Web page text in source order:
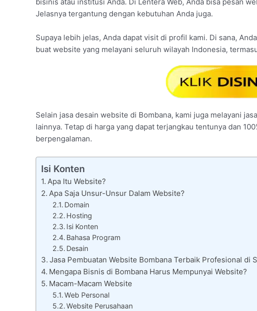
Jelasnya tergantung dengan kebutuhan Anda juga.
Supaya lebih jelas, Anda dapat visit di profil kami. Di sana,
buat website yang melayani seluruh wilayah Indonesia,
Selain jasa desain website di Bombana, kami juga melayani
lainnya. Tetap di harga yang dapat terjangkau tentunya dan
berpengalaman.
Isi Konten
Apa Itu Website?
Apa Saja Unsur-Unsur Dalam Website?
Domain
Hosting
Isi Konten
Bahasa Program
Desain
Jasa Pembuatan Website Bombana Terbaik Profesional di
Mengapa Bisnis di Bombana Harus Mempunyai Website?
Macam-Macam Website
Web Personal
Website Perusahaan